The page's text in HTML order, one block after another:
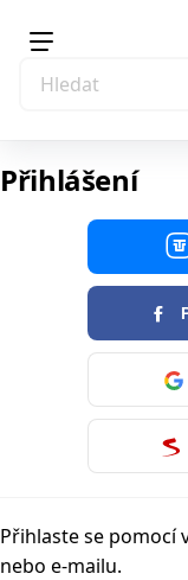
Přihlášení
Přihlaste se pomocí
nebo e-mailu.